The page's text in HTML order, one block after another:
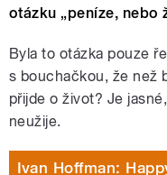
otázku „peníze, nebo
Byla to otázka pouze
s bouchačkou, že než
přijde o život? Je
neužije.
Ivan Hoffman: